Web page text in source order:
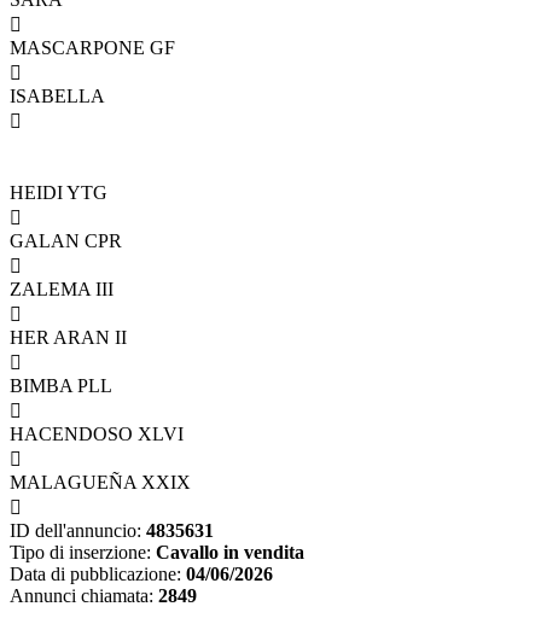

MASCARPONE GF

ISABELLA

HEIDI YTG

GALAN CPR

ZALEMA III

HER ARAN II

BIMBA PLL

HACENDOSO XLVI

MALAGUEÑA XXIX

ID dell'annuncio: 4835631
Tipo di inserzione: Cavallo in vendita
Data di pubblicazione: 04/06/2026
Annunci chiamata: 2849